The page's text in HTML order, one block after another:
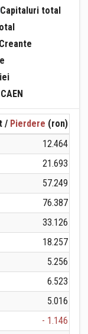
Capitaluri total
Creante
/ Pierdere (ron)
12.464
21.693
57.249
76.387
33.126
18.257
5.256
6.523
5.016
- 1.146